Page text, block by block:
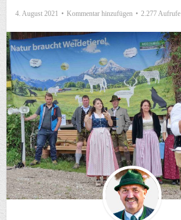
4. August 2021 Kommentar hinzufügen 2.277 Aufrufe